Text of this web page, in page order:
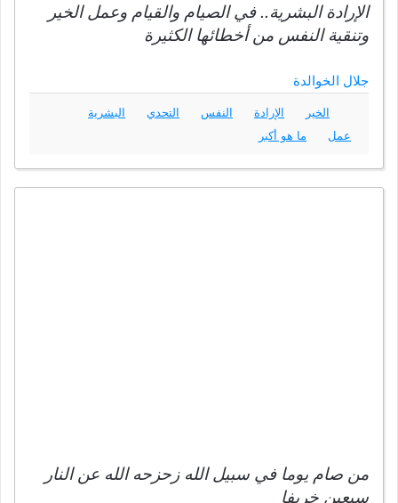
الإرادة البشرية.. في الصيام والقيام وعمل الخير
وتنقية النفس من أخطائها الكثيرة
جلال الخوالدة
الخير الإرادة النفس التحدي
البشرية
عمل
ما هو أكبر
من صام يوما في سبيل الله زحزحه الله عن النار
سبعين خريفا